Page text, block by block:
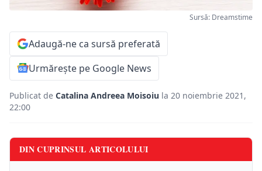
Sursă: Dreamstime
Adaugă-ne ca sursă preferată
Urmărește pe Google News
Publicat de Catalina Andreea Moisoiu la 20 noiembrie 2021,
22:00
DIN CUPRINSUL ARTICOLULUI